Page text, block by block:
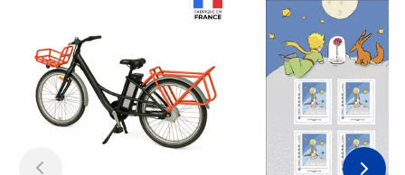
Prix 7,50€